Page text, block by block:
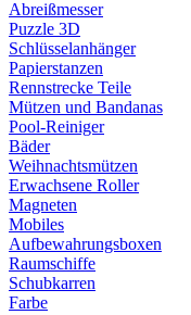
Abreißmesser
Puzzle 3D
Schlüsselanhänger
Papierstanzen
Rennstrecke Teile
Mützen und Bandanas
Pool-Reiniger
Bäder
Weihnachtsmützen
Erwachsene Roller
Magneten
Mobiles
Aufbewahrungsboxen
Raumschiffe
Schubkarren
Farbe